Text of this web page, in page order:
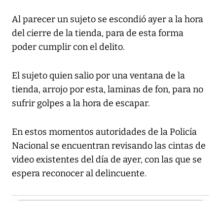
Al parecer un sujeto se escondió ayer a la hora
del cierre de la tienda, para de esta forma
poder cumplir con el delito.
El sujeto quien salio por una ventana de la
tienda, arrojo por esta, laminas de fon, para no
sufrir golpes a la hora de escapar.
En estos momentos autoridades de la Policía
Nacional se encuentran revisando las cintas de
video existentes del día de ayer, con las que se
espera reconocer al delincuente.